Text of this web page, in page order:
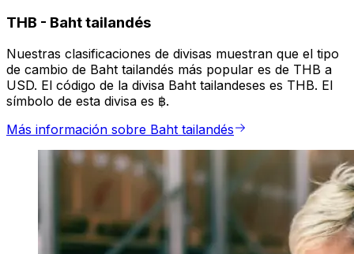
THB - Baht tailandés
Nuestras clasificaciones de divisas muestran que el tipo
de cambio de Baht tailandés más popular es de THB a
USD. El código de la divisa Baht tailandeses es THB. El
símbolo de esta divisa es ฿.
Más información sobre Baht tailandés